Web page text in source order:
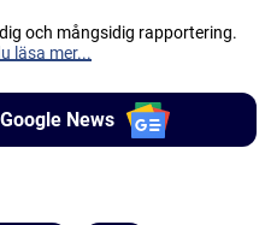
och mångsidig rapportering.
läsa mer...
News